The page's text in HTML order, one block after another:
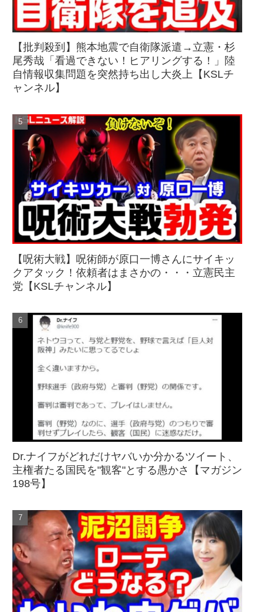
【批判殺到】熊本地震で自衛隊派遣→立憲・杉
尾秀哉「看過できない！ヒアリングする！」陸
自情報収集問題を突然持ち出し大炎上【KSLチ
ャンネル】
【呪術大戦】呪術師が原口一博さんにサイキッ
クアタック！依頼者はまさかの・・・立憲民主
党【KSLチャンネル】
Dr.ナイフがどれだけヤバいか分かるツイート、
主権者たる国民を"観客"とする愚かさ【マガジン
198号】